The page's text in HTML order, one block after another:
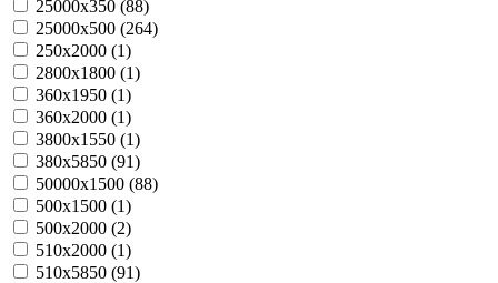
25000х350 (88)
25000х500 (264)
250х2000 (1)
2800х1800 (1)
360х1950 (1)
360х2000 (1)
3800х1550 (1)
380х5850 (91)
50000х1500 (88)
500х1500 (1)
500х2000 (2)
510х2000 (1)
510х5850 (91)